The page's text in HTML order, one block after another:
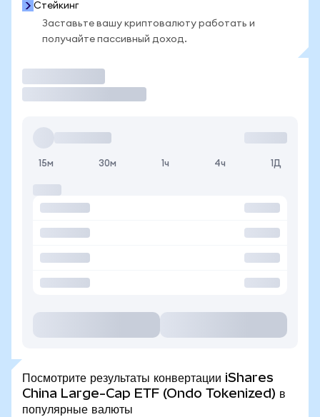
Стейкинг
Заставьте вашу криптовалюту работать и
получайте пассивный доход.
15м 30м 1ч 4ч 1Д
Посмотрите результаты конвертации iShares
China Large-Cap ETF (Ondo Tokenized) в
популярные валюты